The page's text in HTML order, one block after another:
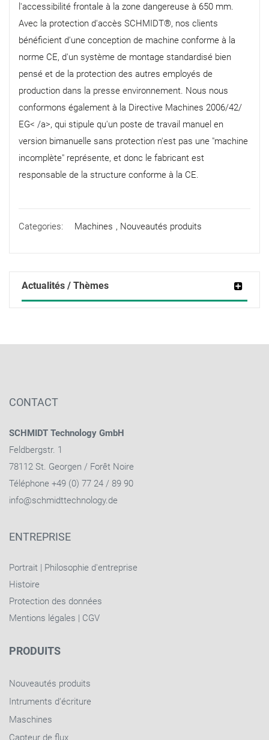
l'accessibilité frontale à la zone dangereuse à 650 mm.
Avec la protection d'accès SCHMIDT®, nos clients
bénéficient d'une conception de machine conforme à la
norme CE, d'un système de montage standardisé bien
pensé et de la protection des autres employés de
production dans la presse environnement. Nous nous
conformons également à la Directive Machines 2006/42/
EG< /a>, qui stipule qu'un poste de travail manuel en
version bimanuelle sans protection n'est pas une "machine
incomplète" représente, et donc le fabricant est
responsable de la structure conforme à la CE.
Categories: Machines , Nouveautés produits
Actualités / Thèmes
CONTACT
SCHMIDT Technology GmbH
Feldbergstr. 1
78112 St. Georgen / Forêt Noire
Téléphone +49 (0) 77 24 / 89 90
info@schmidttechnology.de
ENTREPRISE
Portrait | Philosophie d'entreprise
Histoire
Protection des données
Mentions légales | CGV
PRODUITS
Nouveautés produits
Intruments d‘écriture
Maschines
Capteur de flux